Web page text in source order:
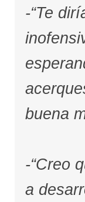
-“Te
buena
-“Creo
a